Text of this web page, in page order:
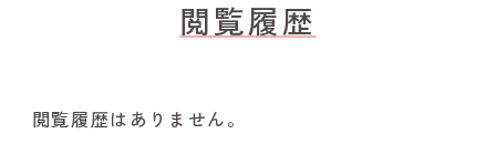
閲覧履歴
閲覧履歴はありません。